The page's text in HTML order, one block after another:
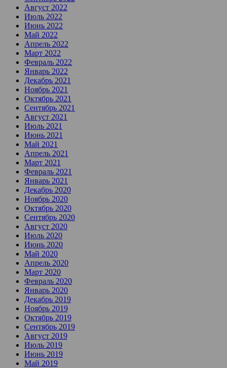
Август 2022
Июль 2022
Июнь 2022
Май 2022
Апрель 2022
Март 2022
Февраль 2022
Январь 2022
Декабрь 2021
Ноябрь 2021
Октябрь 2021
Сентябрь 2021
Август 2021
Июль 2021
Июнь 2021
Май 2021
Апрель 2021
Март 2021
Февраль 2021
Январь 2021
Декабрь 2020
Ноябрь 2020
Октябрь 2020
Сентябрь 2020
Август 2020
Июль 2020
Июнь 2020
Май 2020
Апрель 2020
Март 2020
Февраль 2020
Январь 2020
Декабрь 2019
Ноябрь 2019
Октябрь 2019
Сентябрь 2019
Август 2019
Июль 2019
Июнь 2019
Май 2019